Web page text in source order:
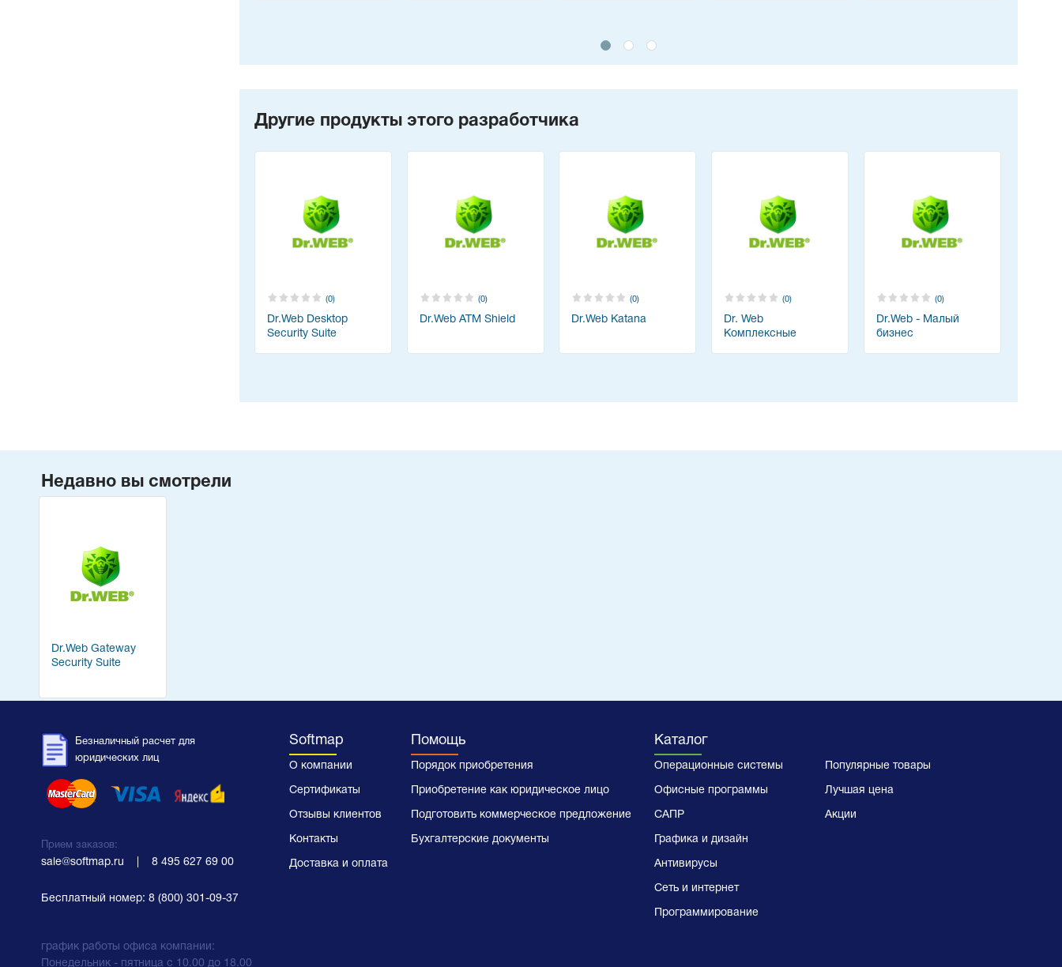
Другие продукты этого разработчика
(0)
Dr.Web Desktop
Security Suite
(0)
Dr.Web ATM Shield
(0)
Dr.Web Katana
(0)
Dr. Web
Комплексные
(0)
Dr.Web - Малый
бизнес
Недавно вы смотрели
Dr.Web Gateway
Security Suite
Безналичный расчет для
юридических лиц
Прием заказов:
sale@softmap.ru 8 495 627 69 00
Бесплатный номер: 8 (800) 301-09-37
график работы офиса компании:
Понедельник - пятница с 10.00 до 18.00
Softmap
О компании
Сертификаты
Отзывы клиентов
Контакты
Доставка и оплата
Помощь
Порядок приобретения
Приобретение как юридическое лицо
Подготовить коммерческое предложение
Бухгалтерские документы
Каталог
Операционные системы
Офисные программы
САПР
Графика и дизайн
Антивирусы
Сеть и интернет
Программирование
Популярные товары
Лучшая цена
Акции